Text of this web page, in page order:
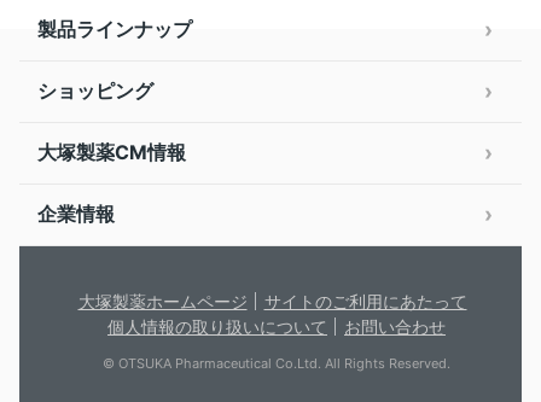
製品ラインナップ
ショッピング
大塚製薬CM情報
企業情報
大塚製薬ホームページ
サイトのご利用にあたって
個人情報の取り扱いについて
お問い合わせ
© OTSUKA Pharmaceutical Co.Ltd. All Rights Reserved.